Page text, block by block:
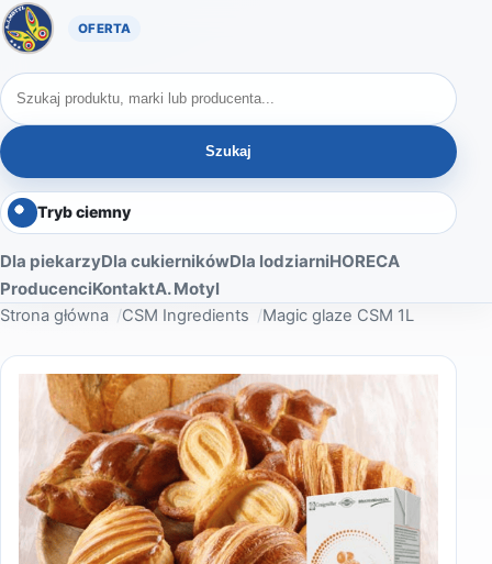
Oferta A. Motyl
Szukaj produktów
Szukaj
Tryb ciemny
Dla piekarzyDla cukiernikówDla lodziarniHORECA
ProducenciKontaktA. Motyl
Strona główna CSM Ingredients Magic glaze CSM 1L